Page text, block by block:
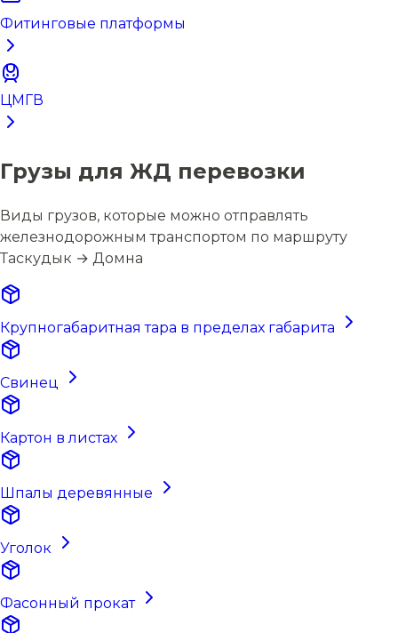
Фитинговые платформы
ЦМГВ
Грузы для ЖД перевозки
Виды грузов, которые можно отправлять
железнодорожным транспортом по маршруту
Таскудык → Домна
Крупногабаритная тара в пределах габарита
Свинец
Картон в листах
Шпалы деревянные
Уголок
Фасонный прокат